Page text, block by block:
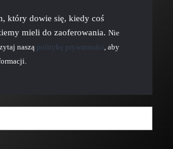
który dowie się, kiedy coś
mieli do zaoferowania. Nie
naszą politykę prywatności, aby